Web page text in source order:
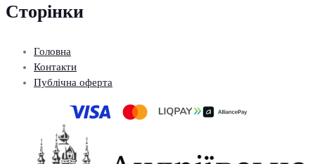
Сторінки
Головна
Контакти
Публічна оферта